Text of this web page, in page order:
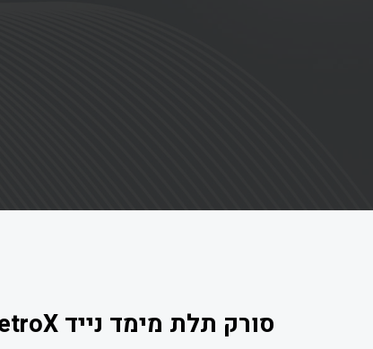
סורק תלת מימד נייד Revopoint MetroX – עם 4 מצבי סריקה ואינסוף אפשרויות.